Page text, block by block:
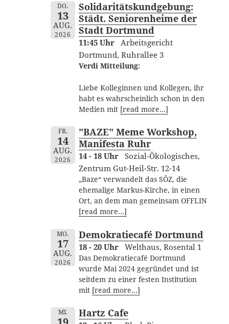
DO.
13
AUG.
2026
Solidaritätskundgebung:
Städt. Seniorenheime der
Stadt Dortmund
11:45 Uhr
Arbeitsgericht
Dortmund, Ruhrallee 3
Verdi Mitteilung:
Liebe Kolleginnen und Kollegen, ihr
habt es wahrscheinlich schon in den
Medien mit [read more…]
FR.
14
AUG.
2026
"BAZE" Meme Workshop,
Manifesta Ruhr
14 - 18 Uhr
Sozial-Ökologisches,
Zentrum Gut-Heil-Str. 12-14
„Baze“ verwandelt das SÖZ, die
ehemalige Markus-Kirche, in einen
Ort, an dem man gemeinsam OFFLIN
[read more…]
MO.
17
AUG.
2026
Demokratiecafé Dortmund
18 - 20 Uhr Welthaus, Rosental 1
Das Demokratiecafé Dortmund
wurde Mai 2024 gegründet und ist
seitdem zu einer festen Institution
mit [read more…]
MI. Hartz Cafe